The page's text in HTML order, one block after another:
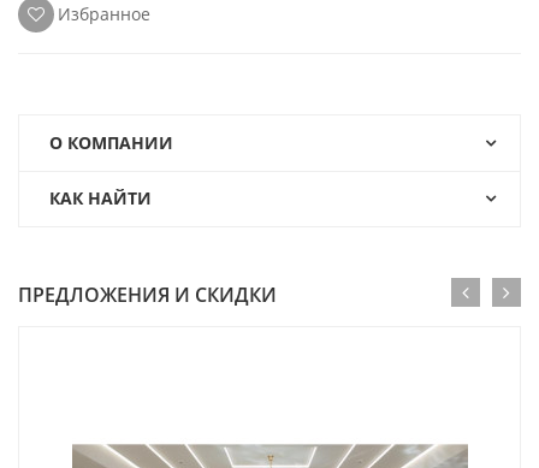
Избранное
О КОМПАНИИ
КАК НАЙТИ
ПРЕДЛОЖЕНИЯ И СКИДКИ